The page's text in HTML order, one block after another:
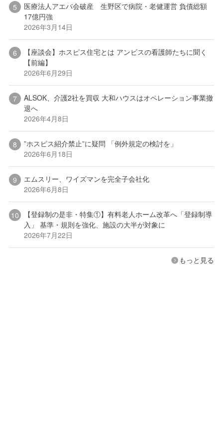
医療法人アエバ会破産 生野区で病院・老健運営 負債総額
17億円強
2026年3月14日
【座談会】ホスピス住宅とは アンビスの看護師たちに聞く
【前編】
2026年6月29日
ALSOK、介護2社を買収 大和ハウスはオペレーション事業撤
退へ
2026年4月8日
”ホスピス紹介禁止”に疑問 「例外規定の検討を」
2026年6月18日
エムスリー、ワイズマンを完全子会社化
2026年6月8日
【登録制の是非・特集①】有料老人ホーム改革へ「登録制導
入」 基準・規則を強化、施設の大半が対象に
2026年7月22日
もっと見る